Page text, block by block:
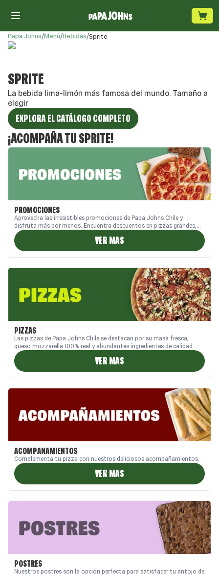
Papa Johns/Menú/Bebidas/Sprite
SPRITE
La bebida lima-limón más famosa del mundo. Tamaño a
elegir
EXPLORA EL CATÁLOGO COMPLETO
¡ACOMPAÑA TUSPRITE!
PROMOCIONES
Aprovecha las irresistibles promociones de Papa Johns Chile y
disfruta más por menos. Encuentra descuentos en pizzas grandes,
combos familiares y ofertas exclusivas en nuestro sitio web, App y
Call Center. Ideales para compartir en casa o pedir a domicilio,
nuestras promos combinan sabor, calidad y buen precio. ¡Descubre las
mejores promociones de pizzas en Chile solo en Papa Johns!
VER MAS
PIZZAS
Las pizzas de Papa Johns Chile se destacan por su masa fresca,
queso mozzarella 100% real y abundantes ingredientes de calidad.
Disfruta de todas las exquisitas variedades que tenemos para cada
momento. Si buscas pizzas en Chile con auténtico sabor y frescura,
Papa Johns es tu mejor opción. ¡Mejor pídete una!
VER MAS
ACOMPAÑAMIENTOS
Complementa tu pizza con nuestros deliciosos acompañamientos.
VER MAS
POSTRES
Nuestros postres son la opción perfecta para satisfacer tu antojo de